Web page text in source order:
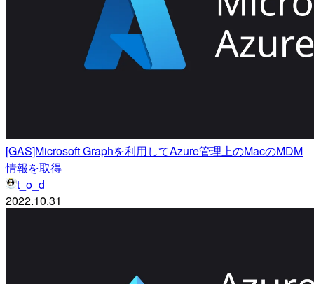
[GAS]Microsoft Graphを利用してAzure管理上のMacのMDM
情報を取得
t_o_d
2022.10.31